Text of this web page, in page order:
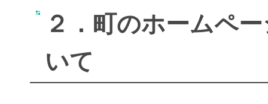
２．町のホームペ
いて